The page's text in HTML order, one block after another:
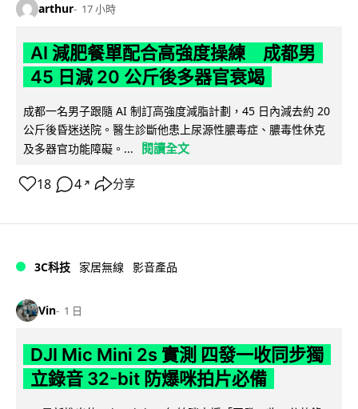
arthur 17 小時
AI 減肥餐單配合高強度操練 成都男
45 日減 20 公斤後多器官衰竭
成都一名男子跟隨 AI 制訂高強度減脂計劃，45 日內減去約 20
公斤後昏迷送院。醫生診斷他患上尿源性膿毒症、膿毒性休克
及多器官功能障礙。...
閱讀全文
18 4 ↗ 分享
3C科技 家居無線 影音產品
Vin 1 日
DJI Mic Mini 2s 實測 四發一收同步獨
立錄音 32-bit 防爆咪拍片必備